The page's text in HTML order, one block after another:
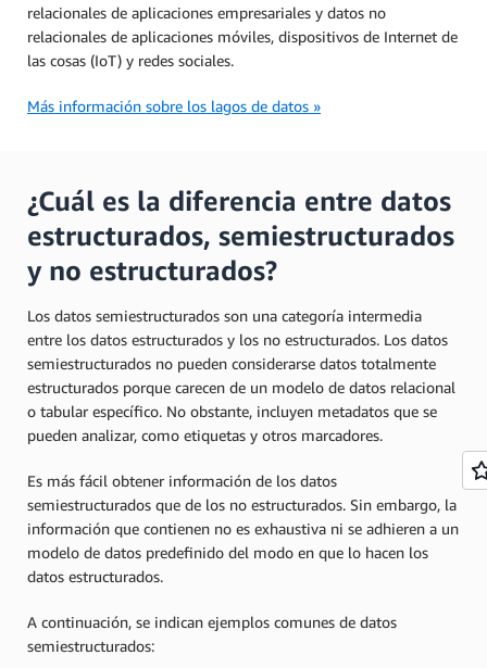
relacionales de aplicaciones empresariales y datos no
relacionales de aplicaciones móviles, dispositivos de Internet de
las cosas (IoT) y redes sociales.
Más información sobre los lagos de datos »
¿Cuál es la diferencia entre datos
estructurados, semiestructurados
y no estructurados?
Los datos semiestructurados son una categoría intermedia
entre los datos estructurados y los no estructurados. Los datos
semiestructurados no pueden considerarse datos totalmente
estructurados porque carecen de un modelo de datos relacional
o tabular específico. No obstante, incluyen metadatos que se
pueden analizar, como etiquetas y otros marcadores.
Es más fácil obtener información de los datos
semiestructurados que de los no estructurados. Sin embargo, la
información que contienen no es exhaustiva ni se adhieren a un
modelo de datos predefinido del modo en que lo hacen los
datos estructurados.
A continuación, se indican ejemplos comunes de datos
semiestructurados: